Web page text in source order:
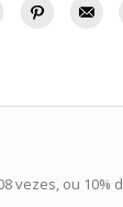
vezes, ou